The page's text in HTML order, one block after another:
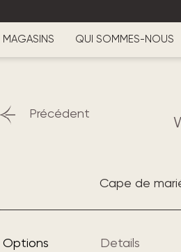
MAGASINS QUI SOMMES-NOUS
Précédent
Cape de
Options Details